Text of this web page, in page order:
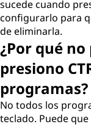
sucede cuando
configurarlo para
de eliminarla.
¿Por qué
presiono
programas?
No todos los
teclado. Puede